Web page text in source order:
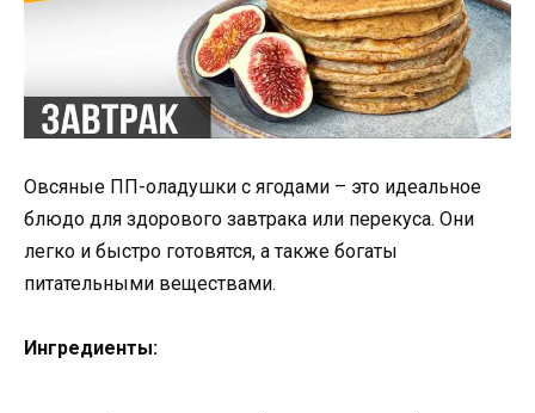
Овсяные ПП-оладушки с ягодами – это идеальное
блюдо для здорового завтрака или перекуса. Они
легко и быстро готовятся, а также богаты
питательными веществами.
Ингредиенты: